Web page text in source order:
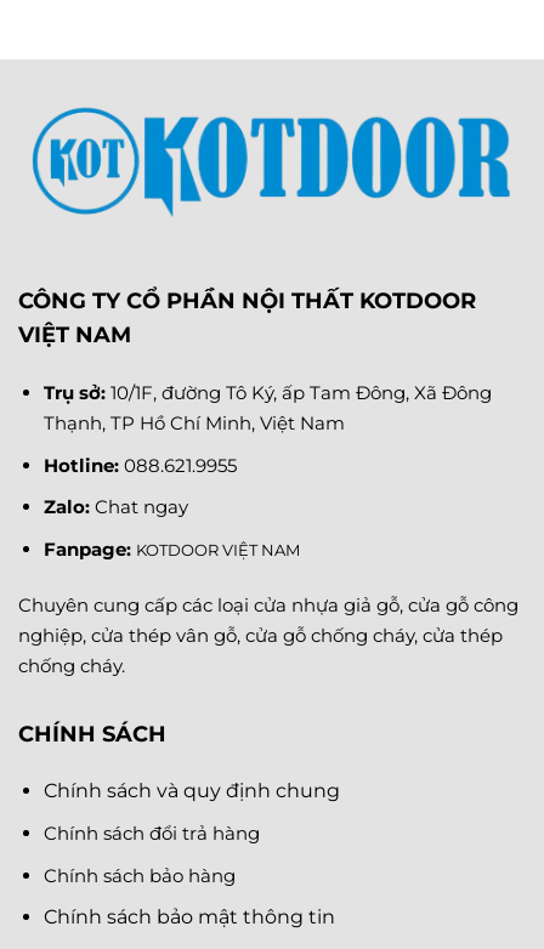
CÔNG TY CỔ PHẦN NỘI THẤT KOTDOOR
VIỆT NAM
Trụ sở: 10/1F, đường Tô Ký, ấp Tam Đông, Xã Đông
Thạnh, TP Hồ Chí Minh, Việt Nam
Hotline: 088.621.9955
Zalo: Chat ngay
Fanpage: KOTDOOR VIỆT NAM
Chuyên cung cấp các loại cửa nhựa giả gỗ, cửa gỗ công
nghiệp, cửa thép vân gỗ, cửa gỗ chống cháy, cửa thép
chống cháy.
CHÍNH SÁCH
Chính sách và quy định chung
Chính sách đổi trả hàng
Chính sách bảo hàng
Chính sách bảo mật thông tin